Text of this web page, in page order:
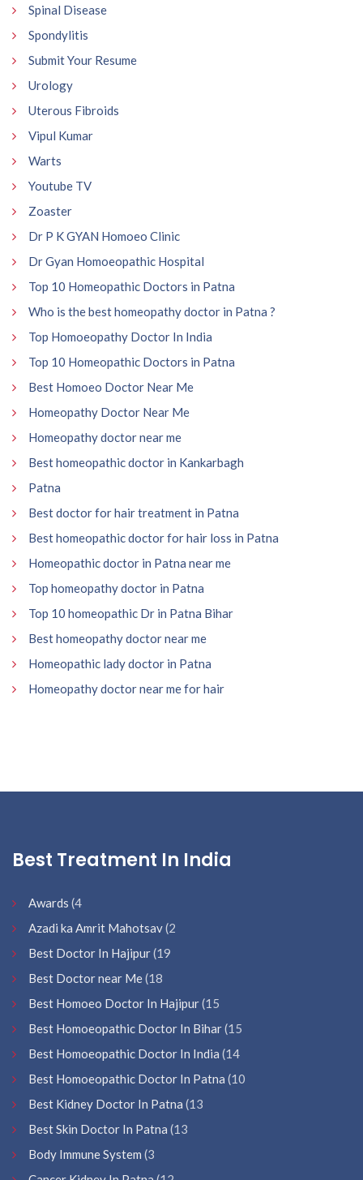
Spinal Disease
Spondylitis
Submit Your Resume
Urology
Uterous Fibroids
Vipul Kumar
Warts
Youtube TV
Zoaster
Dr P K GYAN Homoeo Clinic
Dr Gyan Homoeopathic Hospital
Top 10 Homeopathic Doctors in Patna
Who is the best homeopathy doctor in Patna ?
Top Homoeopathy Doctor In India
Top 10 Homeopathic Doctors in Patna
Best Homoeo Doctor Near Me
Homeopathy Doctor Near Me
Homeopathy doctor near me
Best homeopathic doctor in Kankarbagh
Patna
Best doctor for hair treatment in Patna
Best homeopathic doctor for hair loss in Patna
Homeopathic doctor in Patna near me
Top homeopathy doctor in Patna
Top 10 homeopathic Dr in Patna Bihar
Best homeopathy doctor near me
Homeopathic lady doctor in Patna
Homeopathy doctor near me for hair
Best Treatment In India
Awards (4
Azadi ka Amrit Mahotsav(2
Best Doctor In Hajipur(19
Best Doctor near Me(18
Best Homoeo Doctor In Hajipur(15
Best Homoeopathic Doctor In Bihar(15
Best Homoeopathic Doctor In India (14
Best Homoeopathic Doctor In Patna (10
Best Kidney Doctor In Patna (13
Best Skin Doctor In Patna (13
Body Immune System (3